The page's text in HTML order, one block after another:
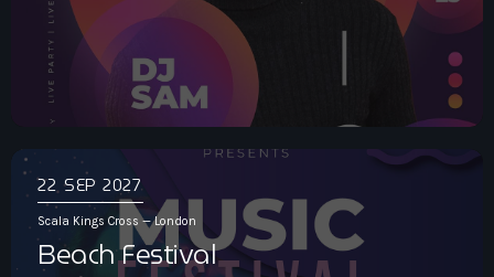
22 SEP 2027
Scala Kings Cross — London
Beach Festival